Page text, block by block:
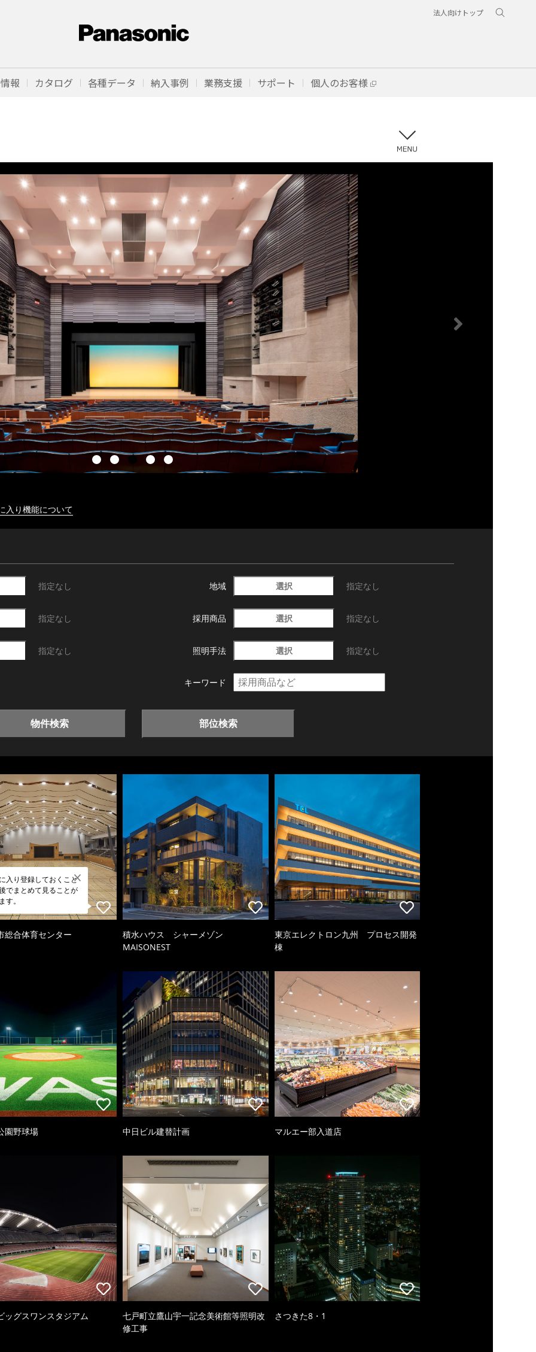
法人向けトップ
報 カタログ 各種データ 納入事例 業務支援 サポート 個人のお客様
入り機能について
指定なし 地域 選択 指定なし
指定なし 採用商品 選択 指定なし
指定なし 照明手法 選択 指定なし
キーワード
物件検索 部位検索
入り登録しておくこと
でまとめて見ることが
す。
総合体育センター
積水ハウス シャーメゾン
MAISONEST
東京エレクトロン九州 プロセス開発
棟
園野球場 中日ビル建替計画 マルエー部入道店
ッグスワンスタジアム
七戸町立鷹山宇一記念美術館等照明改
修工事
さつきた8・1